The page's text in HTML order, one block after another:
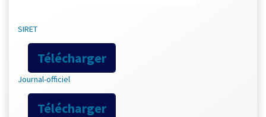
SIRET
Télécharger
Journal-officiel
Télécharger